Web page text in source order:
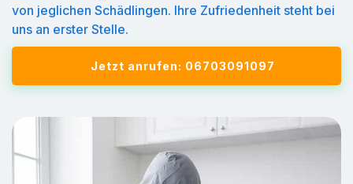
von jeglichen Schädlingen. Ihre Zufriedenheit steht bei
uns an erster Stelle.
Jetzt anrufen: 06703091097